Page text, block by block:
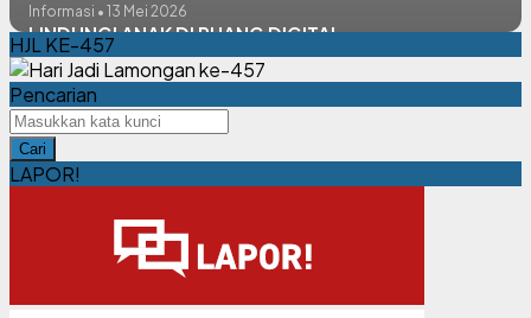
Informasi • 13 Mei 2026
LINDUNGI ANAK DI RUANG DIGITAL
HJL KE-457
Pencarian
Cari
LAPOR!